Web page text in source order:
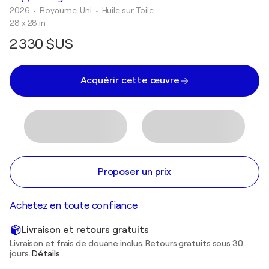
2026 • Royaume-Uni • Huile sur Toile
28 x 28 in
2 330 $US
Acquérir cette œuvre
Proposer un prix
Achetez en toute confiance
Livraison et retours gratuits
Livraison et frais de douane inclus. Retours gratuits sous 30
jours.Détails